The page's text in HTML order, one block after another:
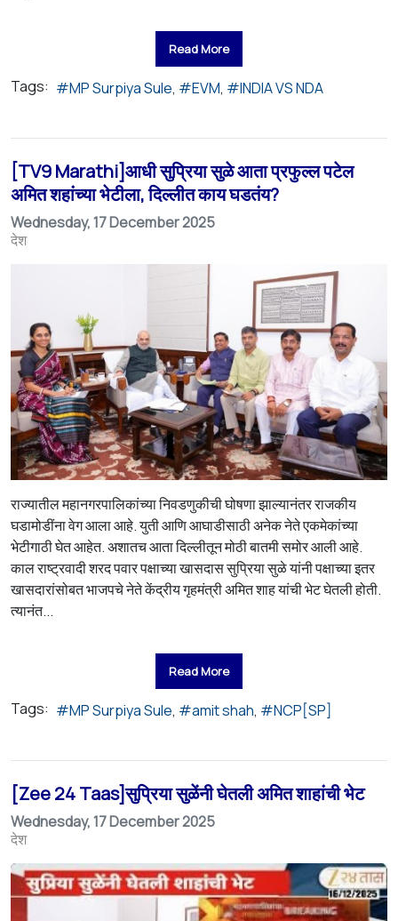
Read More
Tags: MP Surpiya Sule EVM INDIA VS NDA
[TV9 Marathi]आधी सुप्रिया सुळे आता प्रफुल्ल पटेल
अमित शहांच्या भेटीला, दिल्लीत काय घडतंय?
Wednesday, 17 December 2025
देश
राज्यातील महानगरपालिकांच्या निवडणुकीची घोषणा झाल्यानंतर राजकीय
घडामोडींना वेग आला आहे. युती आणि आघाडीसाठी अनेक नेते एकमेकांच्या
भेटीगाठी घेत आहेत. अशातच आता दिल्लीतून मोठी बातमी समोर आली आहे.
काल राष्ट्रवादी शरद पवार पक्षाच्या खासदास सुप्रिया सुळे यांनी पक्षाच्या इतर
खासदारांसोबत भाजपचे नेते केंद्रीय गृहमंत्री अमित शाह यांची भेट घेतली होती.
त्यानंत...
Read More
Tags: MP Surpiya Sule amit shah NCP[SP]
[Zee 24 Taas]सुप्रिया सुळेंनी घेतली अमित शाहांची भेट
Wednesday, 17 December 2025
देश